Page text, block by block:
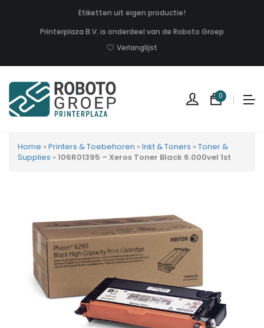
Etiketten uit eigen productie!
Printerplaza B.V. is onderdeel van de Roboto Groep
Verlanglijst
0
Home » Printers & Toebehoren » Inkt & Toners » Toner &
Supplies » 106R01395 – Xerox Toner Black 6.000vel 1st